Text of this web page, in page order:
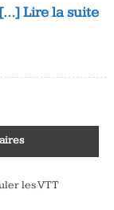
[…] Lire la suite
les VTT